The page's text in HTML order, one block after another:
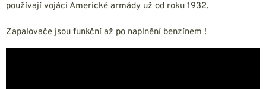
používají vojáci Americké armády už od roku 1932.
Zapalovače jsou funkční až po naplnění benzínem !